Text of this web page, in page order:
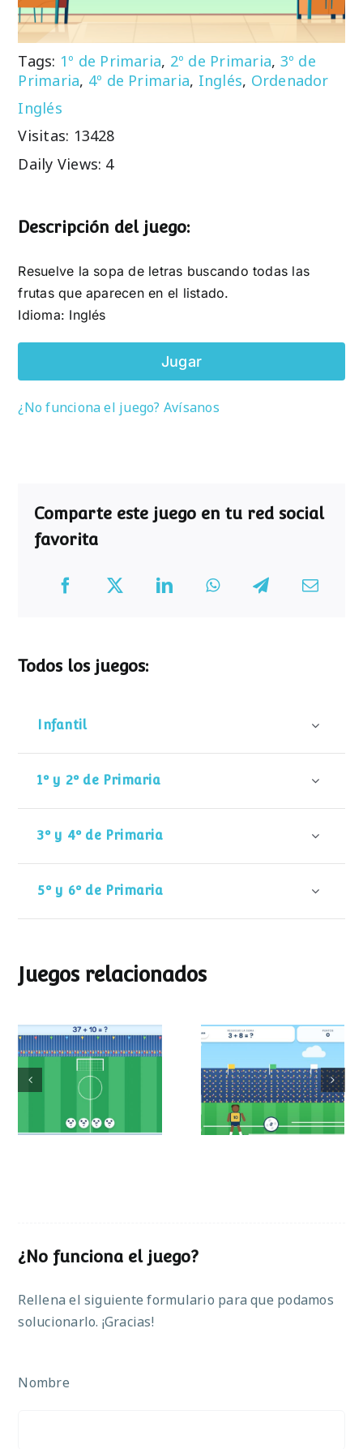
Tags: 1º de Primaria, 2º de Primaria, 3º de
Primaria, 4º de Primaria, Inglés, Ordenador
Inglés
Visitas: 13428
Daily Views: 4
Descripción del juego:
Resuelve la sopa de letras buscando todas las
frutas que aparecen en el listado.
Idioma: Inglés
Jugar
¿No funciona el juego? Avísanos
Comparte este juego en tu red social
favorita
Todos los juegos:
Infantil
1º y 2º de Primaria
3º y 4º de Primaria
5º y 6º de Primaria
Juegos relacionados
Mundial de
operaciones
Partido de sumas
¿No funciona el juego?
Rellena el siguiente formulario para que podamos
solucionarlo. ¡Gracias!
Nombre